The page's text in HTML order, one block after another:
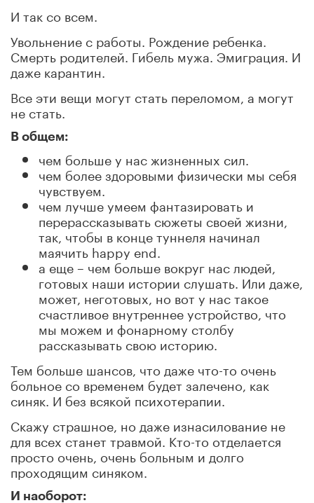
И так со всем.
Увольнение с работы. Рождение ребенка.
Смерть родителей. Гибель мужа. Эмиграция. И
даже карантин.
Все эти вещи могут стать переломом, а могут
не стать.
В общем:
чем больше у нас жизненных сил.
чем более здоровыми физически мы себя
чувствуем.
чем лучше умеем фантазировать и
перерассказывать сюжеты своей жизни,
так, чтобы в конце туннеля начинал
маячить happy end.
а еще – чем больше вокруг нас людей,
готовых наши истории слушать. Или даже,
может, неготовых, но вот у нас такое
счастливое внутреннее устройство, что
мы можем и фонарному столбу
рассказывать свою историю.
Тем больше шансов, что даже что-то очень
больное со временем будет залечено, как
синяк. И без всякой психотерапии.
Cкажу страшное, но даже изнасилование не
для всех станет травмой. Кто-то отделается
просто очень, очень больным и долго
проходящим синяком.
И наоборот: